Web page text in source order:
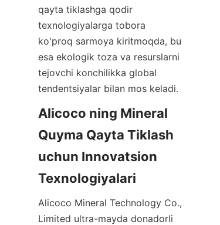
qayta tiklashga qodir
texnologiyalarga tobora
ko'proq sarmoya kiritmoqda, bu
esa ekologik toza va resurslarni
tejovchi konchilikka global
Alicoco ning Mineral
Quyma Qayta Tiklash
uchun Innovatsion
Alicoco Mineral Technology Co.,
Limited ultra-mayda donadorli